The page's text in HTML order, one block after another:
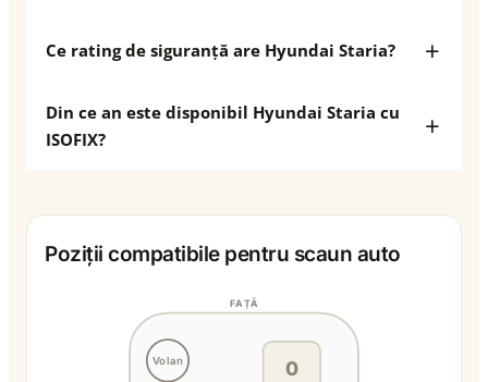
Ce rating de siguranță are Hyundai Staria?
Din ce an este disponibil Hyundai Staria cu
ISOFIX?
Poziții compatibile pentru scaun auto
Volan
FAȚĂ
0